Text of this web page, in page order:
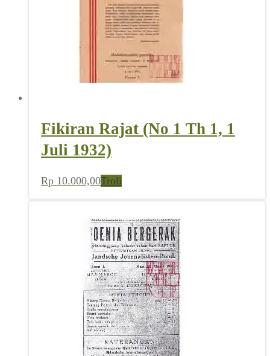
Fikiran Rajat (No 1 Th 1, 1
Juli 1932)
Rp 10.000,00Troli